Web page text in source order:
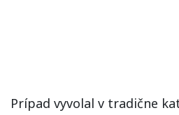
Prípad vyvolal v tradične